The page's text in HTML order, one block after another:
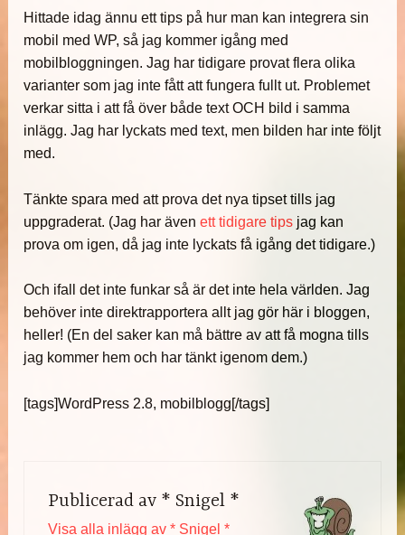
Hittade idag ännu ett tips på hur man kan integrera sin
mobil med WP, så jag kommer igång med
mobilbloggningen. Jag har tidigare provat flera olika
varianter som jag inte fått att fungera fullt ut. Problemet
verkar sitta i att få över både text OCH bild i samma
inlägg. Jag har lyckats med text, men bilden har inte följt
med.
Tänkte spara med att prova det nya tipset tills jag
uppgraderat. (Jag har ävenett tidigare tips jag kan
prova om igen, då jag inte lyckats få igång det tidigare.)
Och ifall det inte funkar så är det inte hela världen. Jag
behöver inte direktrapportera allt jag gör här i bloggen,
heller! (En del saker kan må bättre av att få mogna tills
jag kommer hem och har tänkt igenom dem.)
[tags]WordPress 2.8, mobilblogg[/tags]
Publicerad av * Snigel *
Visa alla inlägg av * Snigel *